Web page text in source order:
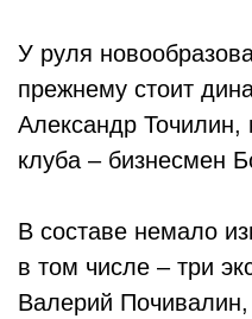
У руля
прежнему стоит
Александр
клуба – бизнесмен
В составе немало
в том числе – три
Валерий